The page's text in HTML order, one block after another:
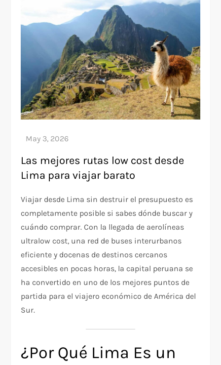
Las mejores rutas low cost desde
Lima para viajar barato
Viajar desde Lima sin destruir el presupuesto es
completamente posible si sabes dónde buscar y
cuándo comprar. Con la llegada de aerolíneas
ultralow cost, una red de buses interurbanos
eficiente y docenas de destinos cercanos
accesibles en pocas horas, la capital peruana se
ha convertido en uno de los mejores puntos de
partida para el viajero económico de América del
Sur.
¿Por Qué Lima Es un